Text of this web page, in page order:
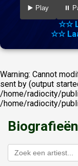
▶️ Play ⏸️
☆☆
☆☆
Warning: Cannot
sent by (output
/home/radiocity/
/home/radiocity/
Biografieën